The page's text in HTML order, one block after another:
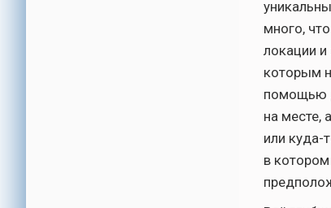
много,
локации и
которым
помощью
на месте,
или куда-
в